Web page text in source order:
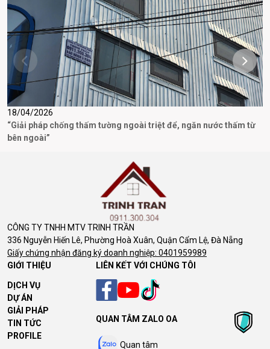
18/04/2026
“Giải pháp chống thấm tường ngoài triệt để, ngăn nước thấm từ
bên ngoài”
CÔNG TY TNHH MTV TRINH TRẦN
336 Nguyễn Hiến Lê, Phường Hoà Xuân, Quận Cẩm Lệ, Đà Nẵng
Giấy chứng nhận đăng ký doanh nghiệp: 0401959989
GIỚI THIỆU
DỊCH VỤ
DỰ ÁN
GIẢI PHÁP
TIN TỨC
PROFILE
LIÊN KẾT VỚI CHÚNG TÔI
QUAN TÂM ZALO OA
Quan tâm